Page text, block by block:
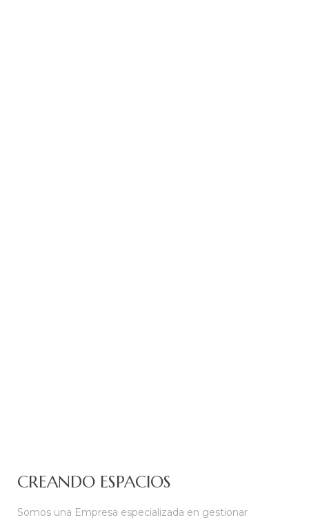
CREANDO ESPACIOS
Somos una Empresa especializada en gestionar